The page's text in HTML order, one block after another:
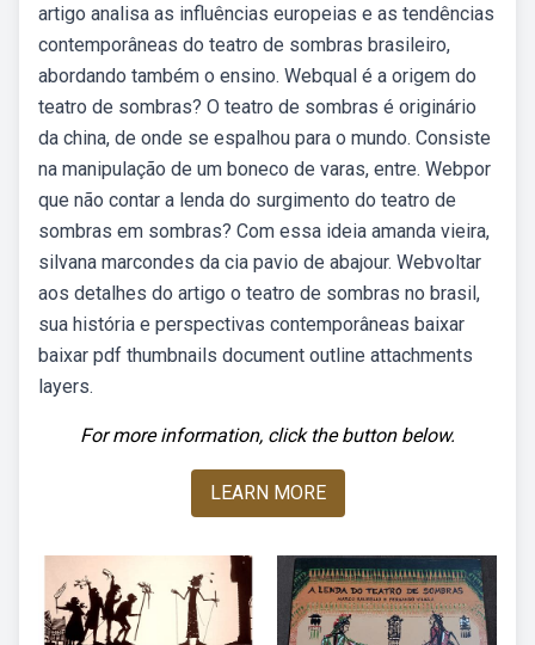
artigo analisa as influências europeias e as tendências
contemporâneas do teatro de sombras brasileiro,
abordando também o ensino. Webqual é a origem do
teatro de sombras? O teatro de sombras é originário
da china, de onde se espalhou para o mundo. Consiste
na manipulação de um boneco de varas, entre. Webpor
que não contar a lenda do surgimento do teatro de
sombras em sombras? Com essa ideia amanda vieira,
silvana marcondes da cia pavio de abajour. Webvoltar
aos detalhes do artigo o teatro de sombras no brasil,
sua história e perspectivas contemporâneas baixar
baixar pdf thumbnails document outline attachments
layers.
For more information, click the button below.
LEARN MORE